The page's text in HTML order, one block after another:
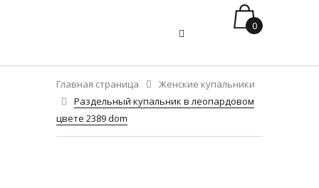
0
Главная страница
Женские купальники
Раздельный купальник в леопардовом
цвете 2389 dom